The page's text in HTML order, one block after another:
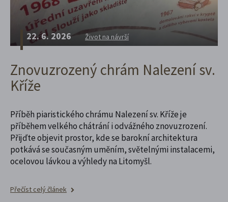
22. 6. 2026 Život na návrší
Znovuzrozený chrám Nalezení sv.
Kříže
Příběh piaristického chrámu Nalezení sv. Kříže je
příběhem velkého chátrání i odvážného znovuzrození.
Přijďte objevit prostor, kde se barokní architektura
potkává se současným uměním, světelnými instalacemi,
ocelovou lávkou a výhledy na Litomyšl.
Přečíst celý článek